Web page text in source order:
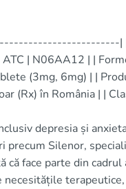
| |
| N06AA12 | |
(3mg, 6mg) | |
(Rx) în România | |
depresia și
precum Silenor,
că face parte din